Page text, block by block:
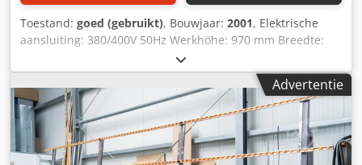
Toestand: goed (gebruikt), Bouwjaar: 2001, Elektrische
aansluiting: 380/400V 50Hz Werkhöhe: 970 mm Breedte:
2650 mm Diepte: 1200 mm Hoogte: 1750 mm Gewicht: ca.
800 kg Csdpfx Aqszpa Rlepoha Staat: goed, gebruikt
Advertentie